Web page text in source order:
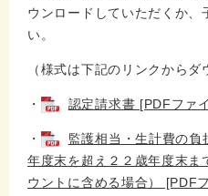
ウンロードしていただくか、
い。
（様式は下記のリンクからダ
・ 認定請求書 [PDFファ
・
監護相当・生計費の負
年度末を超え２２歳年度末ま
ウントに含める場合） [PDF